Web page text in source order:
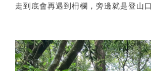
走到底會再遇到柵欄，旁邊就是登山